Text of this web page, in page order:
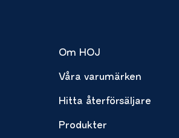
Om HOJ
Våra varumärken
Hitta återförsäljare
Produkter